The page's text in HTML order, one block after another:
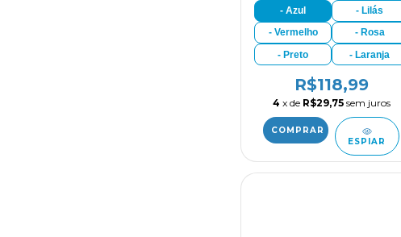
- Azul
- Lilás
- Vermelho
- Rosa
- Preto
- Laranja
R$118,99
4 x de R$29,75 sem juros
ESPIAR